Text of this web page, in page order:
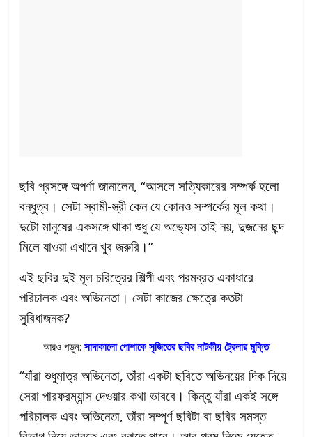
ছবি প্রসঙ্গে অপর্ণা জানালেন, “আসলে সত্যিকারের সম্পর্ক হলো
বন্ধুত্ব। সেটা স্বামী-স্ত্রী কেন যে কোনও সম্পর্কের মূল কথা।
দুটো মানুষের একসঙ্গে থাকা শুধু যে অভ্যেস তাই নয়, দুজনের ছন্দ
মিলে যাওয়া এখানে খুব জরুরি।”
এই ছবির দুই মূল চরিত্রের শিল্পী এবং পরমব্রত একাধারে
পরিচালক এবং অভিনেতা। সেটা কাজের ক্ষেত্রে কতটা
সুবিধাজনক?
আরও পড়ুন: সাদাকালো পোশাকে সৃজিতের ছবির নাটকীয় ট্রেলার মুক্তি
“যাঁরা শুধুমাত্র অভিনেতা, তাঁরা একটা ছবিতে অভিনয়ের দিক দিয়ে
সেরা পারফরম্যান্স দেওয়ার কথা ভাববে। কিন্তু যাঁরা একই সঙ্গে
পরিচালক এবং অভিনেতা, তাঁরা সম্পূর্ণ ছবিটা বা ছবির সমস্ত